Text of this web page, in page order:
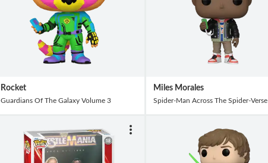
Rocket
Guardians Of The Galaxy Volume 3
Miles Morales
Spider-Man Across The Spider-Verse